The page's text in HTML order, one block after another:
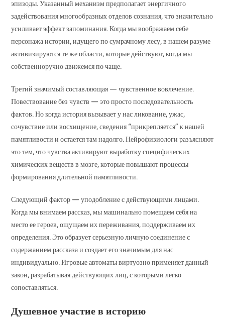
эпизоды. Указанный механизм предполагает энергичного
задействования многообразных отделов сознания, что значительно
усиливает эффект запоминания. Когда мы воображаем себе
персонажа истории, идущего по сумрачному лесу, в нашем разуме
активизируются те же области, которые действуют, когда мы
собственноручно движемся по чаще.
Третий значимый составляющая — чувственное вовлечение.
Повествование без чувств — это просто последовательность
фактов. Но когда история вызывает у нас ликование, ужас,
сочувствие или восхищение, сведения “прикрепляется” к нашей
памятливости и остается там надолго. Нейрофизиологи разъясняют
это тем, что чувства активируют выработку специфических
химических веществ в мозге, которые повышают процессы
формирования длительной памятливости.
Следующий фактор — уподобление с действующими лицами.
Когда мы внимаем рассказ, мы машинально помещаем себя на
место ее героев, ощущаем их переживания, поддерживаем их
определения. Это образует серьезную личную соединение с
содержанием рассказа и создает его значимым для нас
индивидуально. Игровые автоматы виртуозно применяет данный
закон, разрабатывая действующих лиц, с которыми легко
сопоставляться.
Душевное участие в историю